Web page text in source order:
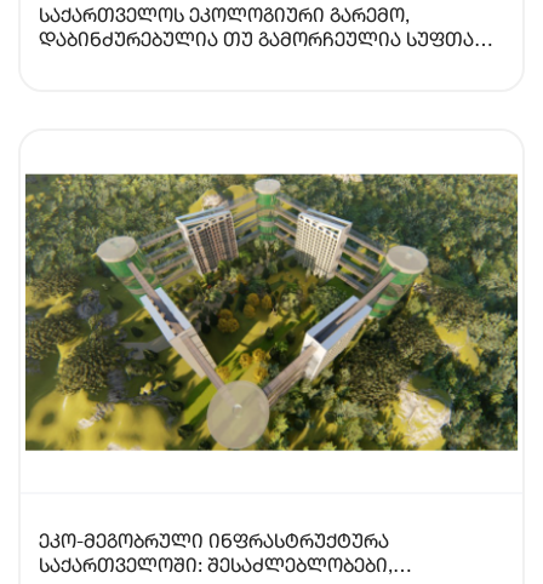
საქართველოს ეკოლოგიური გარემო,
დაბინძურებულია თუ გამორჩეულია სუფთა
ეკო-მეგობრული ინფრასტრუქტურა
საქართველოში: შესაძლებლობები,